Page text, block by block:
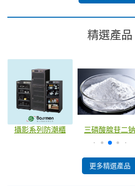
精選產品
攝影系列防潮櫃 三磷酸腺苷二钠
更多精選產品